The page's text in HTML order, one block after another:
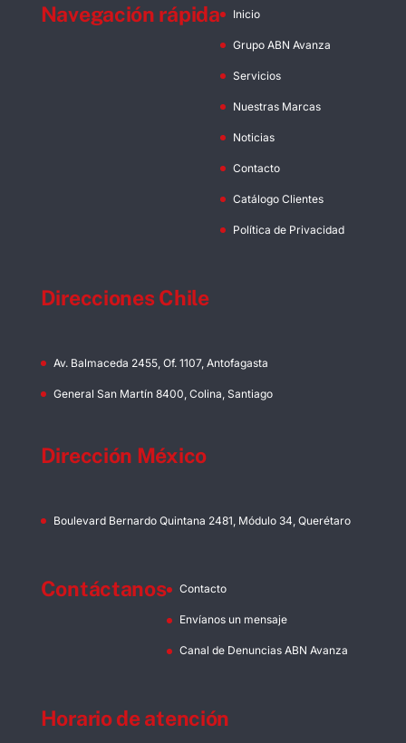
Navegación rápida Inicio
Grupo ABN Avanza
Servicios
Nuestras Marcas
Noticias
Contacto
Catálogo Clientes
Política de Privacidad
Direcciones Chile
Av. Balmaceda 2455, Of. 1107, Antofagasta
General San Martín 8400, Colina, Santiago
Dirección México
Boulevard Bernardo Quintana 2481, Módulo 34, Querétaro
Contáctanos Contacto
Envíanos un mensaje
Canal de Denuncias ABN Avanza
Horario de atención